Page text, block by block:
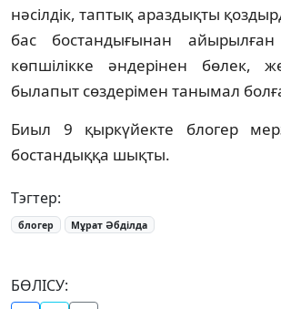
нәсілдік, таптық араздықты
бас бостандығынан
көпшілікке әндерінен бөлек,
былапыт сөздерімен танымал
Биыл 9 қыркүйекте блогер
бостандыққа шықты.
Тэгтер:
блогер Мұрат Әбділда
БӨЛІСУ: